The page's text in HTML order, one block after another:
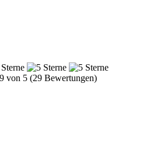
von 5 (29 Bewertungen)